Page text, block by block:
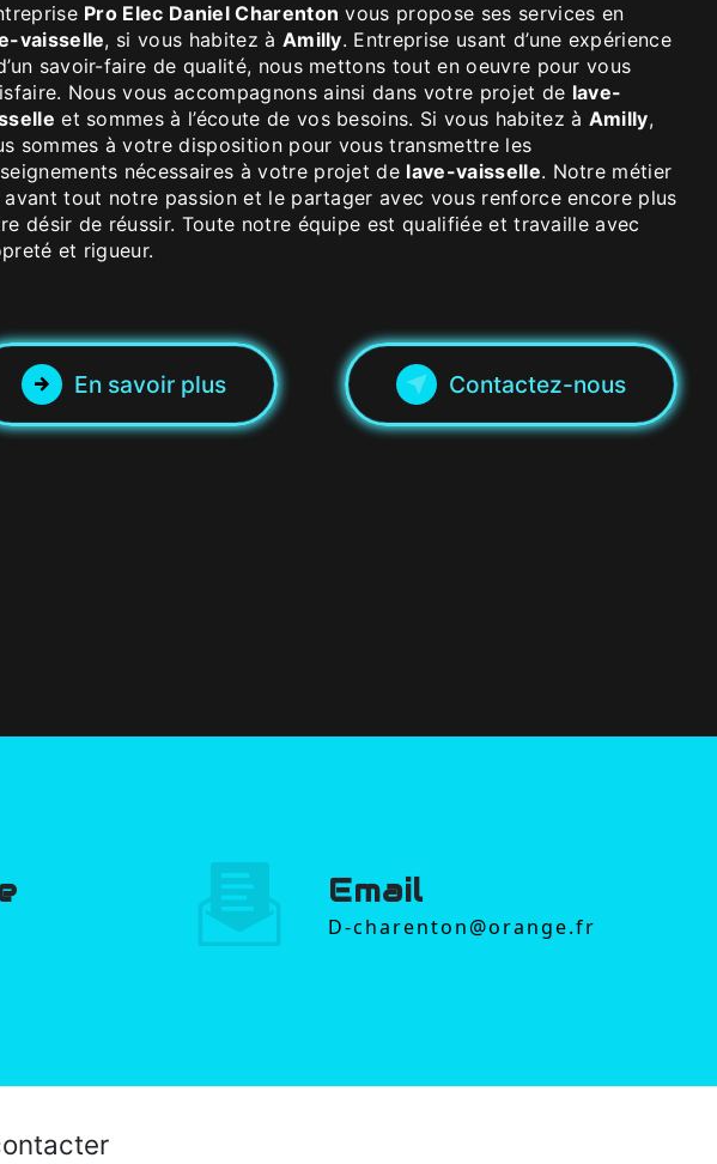
Pro Elec Daniel Charenton vous propose ses services en
vaisselle, si vous habitez à Amilly. Entreprise usant d’une expérience
savoir-faire de qualité, nous mettons tout en oeuvre pour vous
Nous vous accompagnons ainsi dans votre projet de lave-
et sommes à l’écoute de vos besoins. Si vous habitez à Amilly,
sommes à votre disposition pour vous transmettre les
nécessaires à votre projet de lave-vaisselle. Notre métier
avant tout notre passion et le partager avec vous renforce encore plus
désir de réussir. Toute notre équipe est qualifiée et travaille avec
et rigueur.
En savoir plus Contactez-nous
Email
d-charenton@orange.fr